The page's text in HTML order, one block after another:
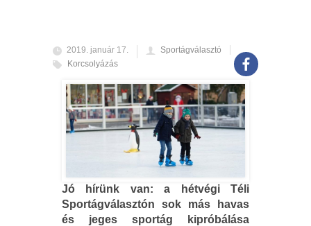
2019. január 17.
Sportágválasztó
Korcsolyázás
Jó hírünk van: a hétvégi Téli
Sportágválasztón sok más havas
és jeges sportág kipróbálása